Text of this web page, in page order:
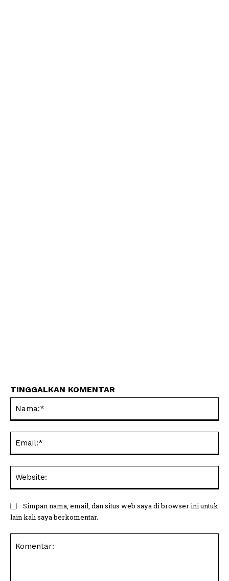
TINGGALKAN KOMENTAR
Simpan nama, email, dan situs web saya di browser ini untuk
lain kali saya berkomentar.